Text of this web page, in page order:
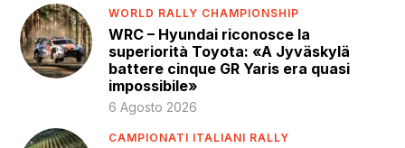
WORLD RALLY CHAMPIONSHIP
WRC – Hyundai riconosce la
superiorità Toyota: «A Jyväskylä
battere cinque GR Yaris era quasi
impossibile»
6 Agosto 2026
CAMPIONATI ITALIANI RALLY